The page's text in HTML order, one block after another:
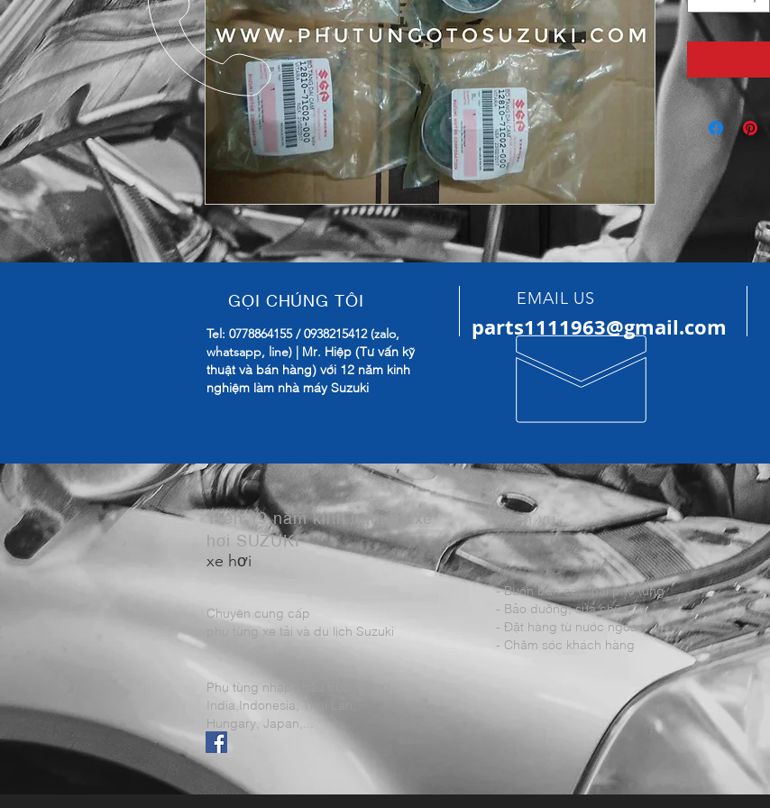
GỌI CHÚNG TÔI
Tel: 0778864155 / 0938215412 (zalo,
whatsapp, line) | Mr. Hiệp (Tư vấn kỹ
thuật và bán hàng) với 12 năm kinh
nghiệm làm nhà máy Suzuki
EMAIL US
parts1111963@gmail.com
Trên 19 năm kinh nghiệm xe
hơi SUZUKI
xe hơi
Chuyên cung cấp
phụ tùng xe tải và du lịch Suzuki
Dịch vụ:
- Buôn bán các loại phụ tùng
- Bảo dưỡng; sửa chữa
- Đặt hàng từ nước ngoài
- Chăm sóc khách hàng
Phụ tùng nhập khẩu trực tiếp từ
India,Indonesia, Thái Lan,
Hungary, Japan,...